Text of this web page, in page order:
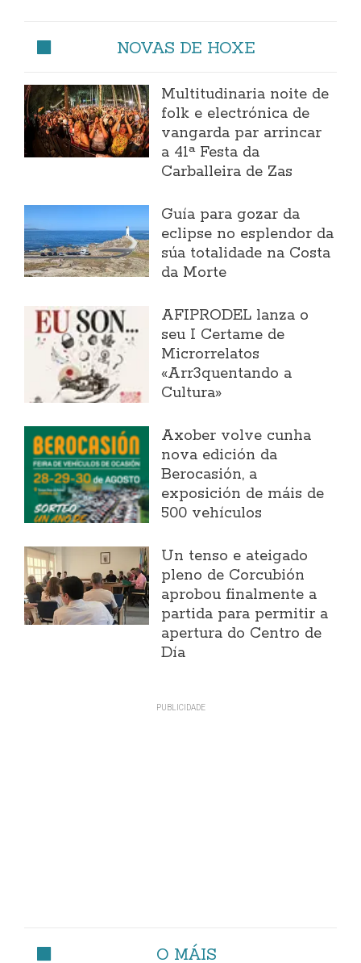
NOVAS DE HOXE
Multitudinaria noite de
folk e electrónica de
vangarda par arrincar
a 41ª Festa da
Carballeira de Zas
Guía para gozar da
eclipse no esplendor da
súa totalidade na Costa
da Morte
AFIPRODEL lanza o
seu I Certame de
Microrrelatos
«Arr3quentando a
Cultura»
Axober volve cunha
nova edición da
Berocasión, a
exposición de máis de
500 vehículos
Un tenso e ateigado
pleno de Corcubión
aprobou finalmente a
partida para permitir a
apertura do Centro de
Día
O MÁIS